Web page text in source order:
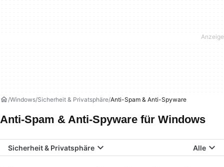
Windows Sicherheit & Privatsphäre Anti-Spam & Anti-Spyware
Anti-Spam & Anti-Spyware für Windows
Sicherheit & Privatsphäre Alle